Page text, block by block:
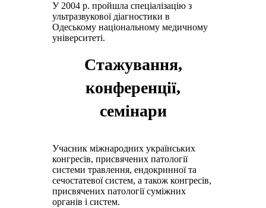
У 2004 р. пройшла спеціалізацію з
ультразвукової діагностики в
Одеському національному медичному
університеті.
Стажування,
конференції,
семінари
Учасник міжнародних українських
конгресів, присвячених патології
системи травлення, ендокринної та
сечостатевої систем, а також конгресів,
присвячених патології суміжних
органів і систем.